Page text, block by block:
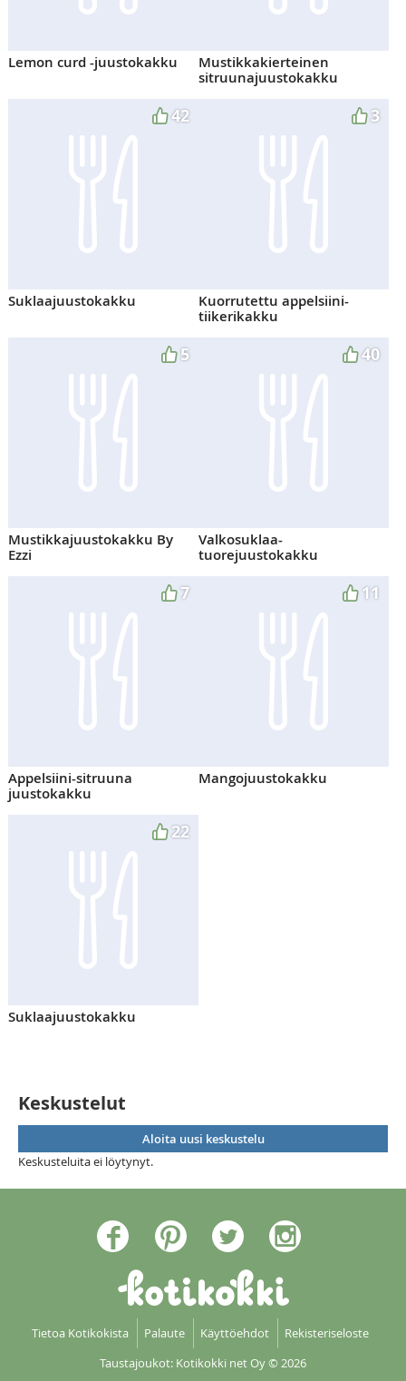
Lemon curd -juustokakku
Mustikkakierteinen
sitruunajuustokakku
42
Suklaajuustokakku
3
Kuorrutettu appelsiini-
tiikerikakku
5
Mustikkajuustokakku By
Ezzi
40
Valkosuklaa-
tuorejuustokakku
7
Appelsiini-sitruuna
juustokakku
11
Mangojuustokakku
22
Suklaajuustokakku
Keskustelut
Aloita uusi keskustelu
Keskusteluita ei löytynyt.
Tietoa Kotikokista Palaute Käyttöehdot
Rekisteriseloste
Taustajoukot: Kotikokki net Oy© 2026